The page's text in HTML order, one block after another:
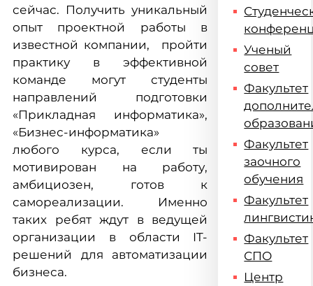
сейчас. Получить уникальный
опыт проектной работы в
известной компании, пройти
практику в эффективной
команде могут студенты
направлений подготовки
«Прикладная информатика»,
«Бизнес-информатика»
любого курса, если ты
мотивирован на работу,
амбициозен, готов к
самореализации. Именно
таких ребят ждут в ведущей
организации в области IT-
решений для автоматизации
бизнеса.
Ученый
совет
Факультет
Факультет
заочного
обучения
Факультет
Факультет
СПО
Центр